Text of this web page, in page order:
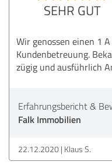
SEHR GUT
Wir genossen einen 1
Kundenbetreuung.
zügig und ausführlich
Erfahrungsbericht &
Falk Immobilien
22.12.2020 Klaus S.